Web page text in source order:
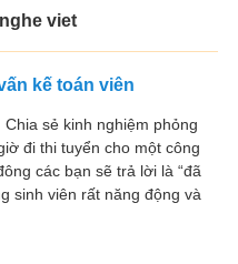
viet
kế toán viên
Chia sẻ kinh nghiệm phỏng
đi thi tuyển cho một công
các bạn sẽ trả lời là “đã
sinh viên rất năng động và